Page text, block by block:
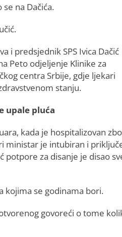
na Dačića.
i predsjednik SPS Ivica Dačić
Peto odjeljenje Klinike za
centra Srbije, gdje ljekari
stanju.
upale pluća
kada je hospitalizovan
ministar je intubiran i
potpore za disanje je disao
kojima se godinama bori.
govoreći o tome